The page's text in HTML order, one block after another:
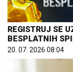
REGISTRUJ SE
BESPLATNIH
20. 07. 2026 08:04